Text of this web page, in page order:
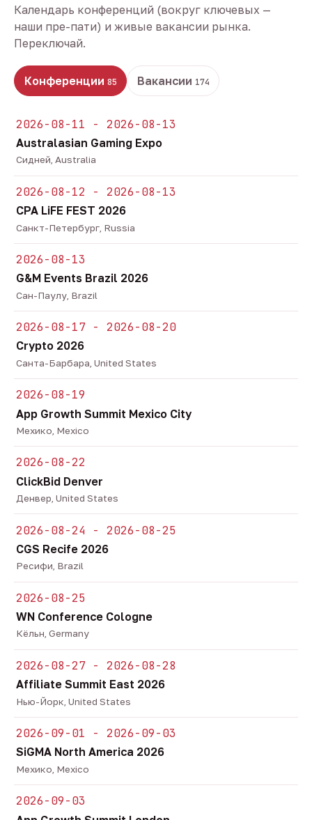
Календарь конференций (вокруг ключевых —
наши пре-пати) и живые вакансии рынка.
Переключай.
Конференции 85 Вакансии 174
2026-08-11 - 2026-08-13
Australasian Gaming Expo
Сидней, Australia
2026-08-12 - 2026-08-13
CPA LiFE FEST 2026
Санкт-Петербург, Russia
2026-08-13
G&M Events Brazil 2026
Сан-Паулу, Brazil
2026-08-17 - 2026-08-20
Crypto 2026
Санта-Барбара, United States
2026-08-19
App Growth Summit Mexico City
Мехико, Mexico
2026-08-22
ClickBid Denver
Денвер, United States
2026-08-24 - 2026-08-25
CGS Recife 2026
Ресифи, Brazil
2026-08-25
WN Conference Cologne
Кёльн, Germany
2026-08-27 - 2026-08-28
Affiliate Summit East 2026
Нью-Йорк, United States
2026-09-01 - 2026-09-03
SiGMA North America 2026
Мехико, Mexico
2026-09-03